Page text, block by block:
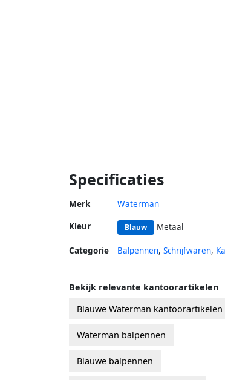
Specificaties
Merk Waterman
Kleur Blauw Metaal
Categorie Balpennen, Schrijfwaren,
Bekijk relevante kantoorartikelen
Blauwe Waterman kantoorartikelen
Waterman balpennen
Blauwe balpennen